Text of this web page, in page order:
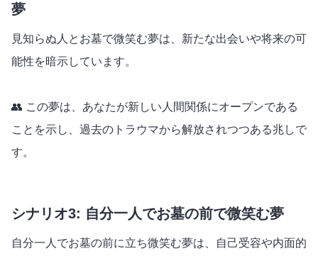
夢
見知らぬ人とお墓で微笑む夢は、新たな出会いや将来の可
能性を暗示しています。
👥 この夢は、あなたが新しい人間関係にオープンである
ことを示し、過去のトラウマから解放されつつある兆しで
す。
シナリオ3: 自分一人でお墓の前で微笑む夢
自分一人でお墓の前に立ち微笑む夢は、自己受容や内面的